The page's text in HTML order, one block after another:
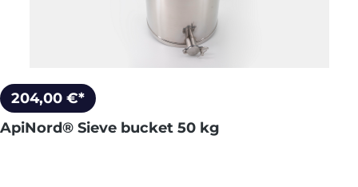
204,00 €*
ApiNord® Sieve bucket 50 kg